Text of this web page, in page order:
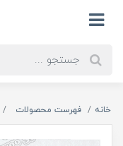
خانه فهرست محصولات